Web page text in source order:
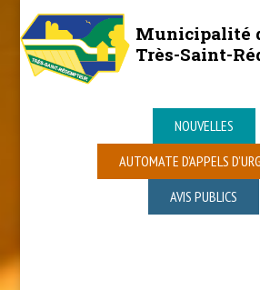
Municipalité
Très-Saint-
NOUVELLES
AUTOMATE D’APPELS
AVIS PUBLICS